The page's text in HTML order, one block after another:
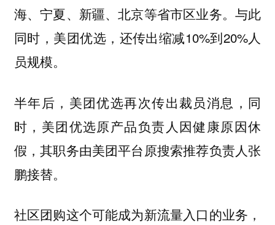
海、宁夏、新疆、北京等省市区业务。与此
同时，美团优选，还传出缩减10%到20%人
员规模。
半年后，美团优选再次传出裁员消息，同
时，美团优选原产品负责人因健康原因休
假，其职务由美团平台原搜索推荐负责人张
鹏接替。
社区团购这个可能成为新流量入口的业务，